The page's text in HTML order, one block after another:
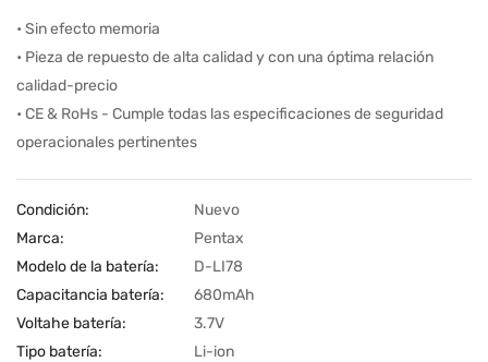
• Sin efecto memoria
• Pieza de repuesto de alta calidad y con una óptima relación
calidad-precio
• CE & RoHs - Cumple todas las especificaciones de seguridad
operacionales pertinentes
Condición:
Nuevo
Marca:
Pentax
Modelo de la batería:
D-LI78
Capacitancia batería:
680mAh
Voltahe batería:
3.7V
Tipo batería:
Li-ion